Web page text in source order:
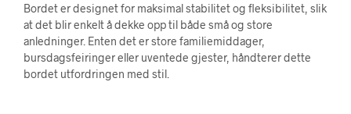
Bordet er designet for maksimal stabilitet og fleksibilitet, slik
at det blir enkelt å dekke opp til både små og store
anledninger. Enten det er store familiemiddager,
bursdagsfeiringer eller uventede gjester, håndterer dette
bordet utfordringen med stil.